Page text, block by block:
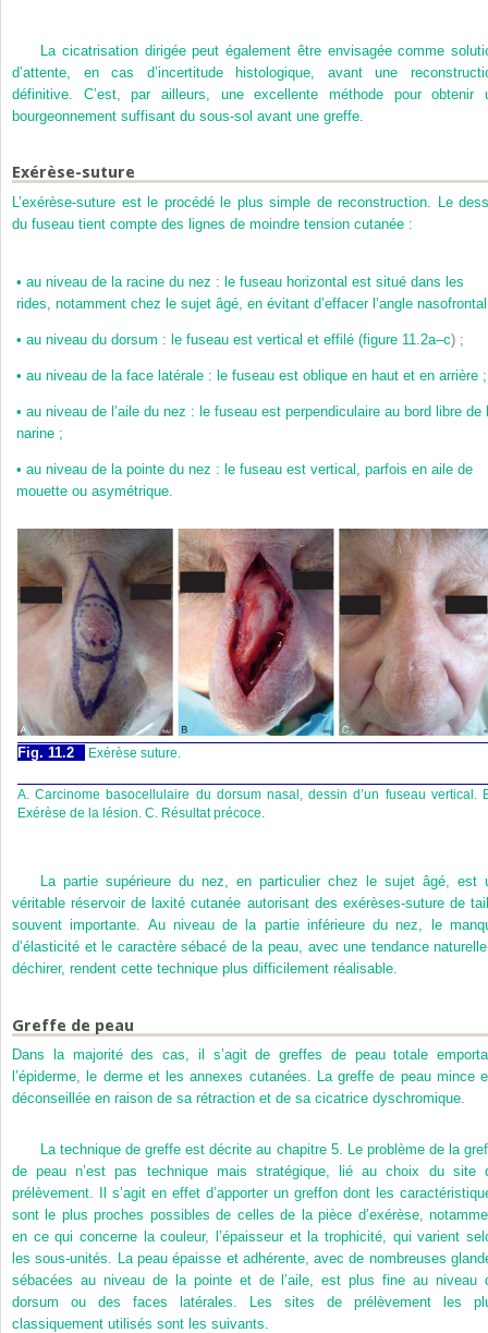
La cicatrisation dirigée peut également être envisagée comme
d’attente, en cas d’incertitude histologique, avant une
définitive. C’est, par ailleurs, une excellente méthode pour obtenir
bourgeonnement suffisant du sous-sol avant une greffe.
Exérèse-suture
L’exérèse-suture est le procédé le plus simple de reconstruction. Le
du fuseau tient compte des lignes de moindre tension cutanée :
• au niveau de la racine du nez : le fuseau horizontal est situé dans les
rides, notamment chez le sujet âgé, en évitant d’effacer l’angle
• au niveau du dorsum : le fuseau est vertical et effilé (figure 11.2a–c) ;
• au niveau de la face latérale : le fuseau est oblique en haut et en arrière ;
• au niveau de l’aile du nez : le fuseau est perpendiculaire au bord libre de
narine ;
• au niveau de la pointe du nez : le fuseau est vertical, parfois en aile de
mouette ou asymétrique.
Fig. 11.2 Exérèse suture.
A. Carcinome basocellulaire du dorsum nasal, dessin d’un fuseau vertical.
Exérèse de la lésion. C. Résultat précoce.
La partie supérieure du nez, en particulier chez le sujet âgé, est
véritable réservoir de laxité cutanée autorisant des exérèses-suture de
souvent importante. Au niveau de la partie inférieure du nez, le
d’élasticité et le caractère sébacé de la peau, avec une tendance
déchirer, rendent cette technique plus difficilement réalisable.
Greffe de peau
Dans la majorité des cas, il s’agit de greffes de peau totale
l’épiderme, le derme et les annexes cutanées. La greffe de peau mince
déconseillée en raison de sa rétraction et de sa cicatrice dyschromique.
La technique de greffe est décrite au chapitre 5. Le problème de la
de peau n’est pas technique mais stratégique, lié au choix du site
prélèvement. Il s’agit en effet d’apporter un greffon dont les
sont le plus proches possibles de celles de la pièce d’exérèse,
en ce qui concerne la couleur, l’épaisseur et la trophicité, qui varient
les sous-unités. La peau épaisse et adhérente, avec de nombreuses
sébacées au niveau de la pointe et de l’aile, est plus fine au niveau
dorsum ou des faces latérales. Les sites de prélèvement les
classiquement utilisés sont les suivants.